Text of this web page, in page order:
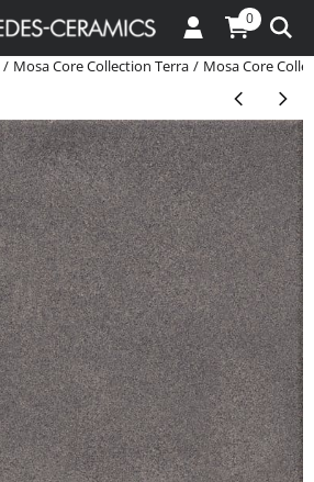
0
/ Mosa Core Collection Terra / Mosa Core